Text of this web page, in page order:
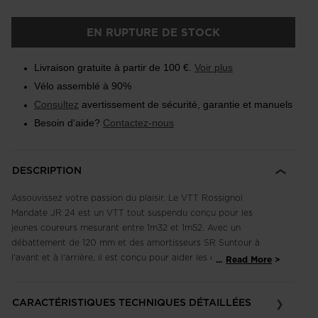
EN RUPTURE DE STOCK
Livraison gratuite à partir de 100 €. Voir plus
Vélo assemblé à 90%
Consultez avertissement de sécurité, garantie et manuels
Besoin d'aide? Contactez-nous
DESCRIPTION
Assouvissez votre passion du plaisir. Le VTT Rossignol
Mandate JR 24 est un VTT tout suspendu conçu pour les
jeunes coureurs mesurant entre 1m32 et 1m52. Avec un
débattement de 120 mm et des amortisseurs SR Suntour à
l'avant et à l'arrière, il est conçu pour aider les enfants à
adaptés aux petits gabarits et offrent une conduite fluide et
... Read More
CARACTÉRISTIQUES TECHNIQUES DÉTAILLÉES